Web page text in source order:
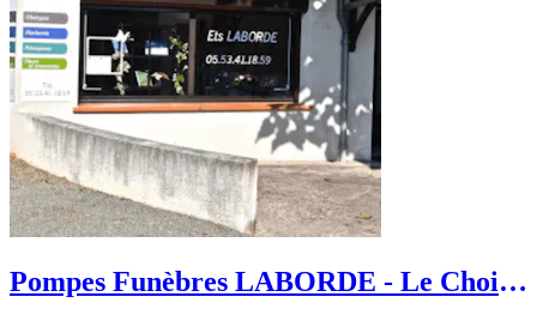
Pompes Funèbres LABORDE - Le Choix